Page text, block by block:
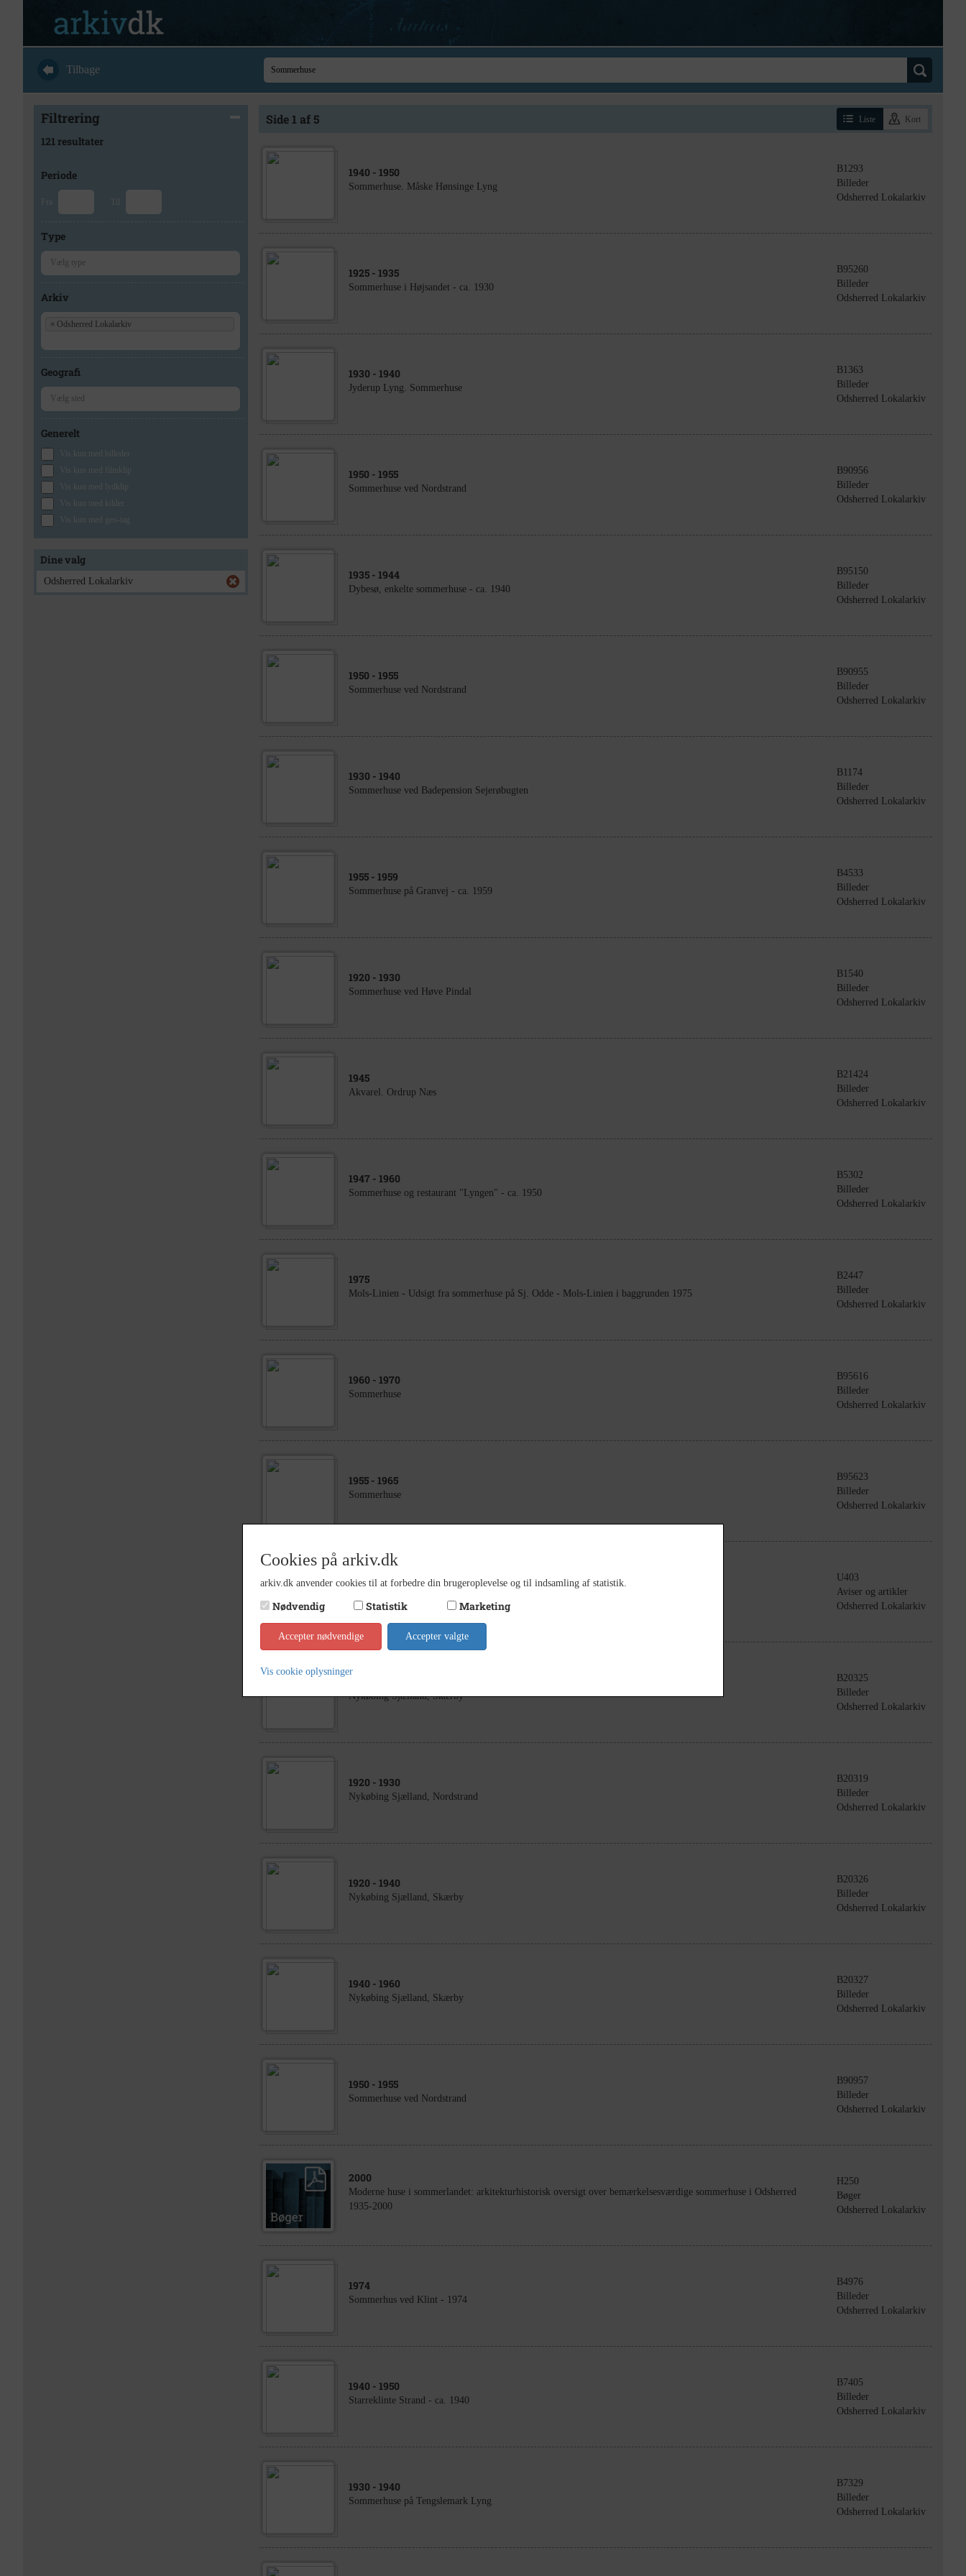
Tilbage
Filtrering
121 resultater
Periode
Fra Til
Type
Arkiv
× Odsherred Lokalarkiv
Geografi
Generelt
Vis kun med billeder
Vis kun med filmklip
Vis kun med lydklip
Vis kun med kilder
Vis kun med geo-tag
Dine valg
Odsherred Lokalarkiv
Side 1 af 5 Liste Kort
1940 - 1950
Sommerhuse. Måske Hønsinge Lyng
B1293
Billeder
Odsherred Lokalarkiv
1925 - 1935
Sommerhuse i Højsandet - ca. 1930
B95260
Billeder
Odsherred Lokalarkiv
1930 - 1940
Jyderup Lyng. Sommerhuse
B1363
Billeder
Odsherred Lokalarkiv
1950 - 1955
Sommerhuse ved Nordstrand
B90956
Billeder
Odsherred Lokalarkiv
1935 - 1944
Dybesø, enkelte sommerhuse - ca. 1940
B95150
Billeder
Odsherred Lokalarkiv
1950 - 1955
Sommerhuse ved Nordstrand
B90955
Billeder
Odsherred Lokalarkiv
1930 - 1940
Sommerhuse ved Badepension Sejerøbugten
B1174
Billeder
Odsherred Lokalarkiv
1955 - 1959
Sommerhuse på Granvej - ca. 1959
B4533
Billeder
Odsherred Lokalarkiv
1920 - 1930
Sommerhuse ved Høve Pindal
B1540
Billeder
Odsherred Lokalarkiv
1945
Akvarel. Ordrup Næs
B21424
Billeder
Odsherred Lokalarkiv
1947 - 1960
Sommerhuse og restaurant "Lyngen" - ca. 1950
B5302
Billeder
Odsherred Lokalarkiv
1975
Mols-Linien - Udsigt fra sommerhuse på Sj. Odde - Mols-Linien i baggrunden 1975
B2447
Billeder
Odsherred Lokalarkiv
1960 - 1970
Sommerhuse
B95616
Billeder
Odsherred Lokalarkiv
1955 - 1965
Sommerhuse
B95623
Billeder
Odsherred Lokalarkiv
2025
U403
Aviser og artikler
Odsherred Lokalarkiv
Nykøbing Sjælland, Skærby
B20325
Billeder
Odsherred Lokalarkiv
1920 - 1930
Nykøbing Sjælland, Nordstrand
B20319
Billeder
Odsherred Lokalarkiv
1920 - 1940
Nykøbing Sjælland, Skærby
B20326
Billeder
Odsherred Lokalarkiv
1940 - 1960
Nykøbing Sjælland, Skærby
B20327
Billeder
Odsherred Lokalarkiv
1950 - 1955
Sommerhuse ved Nordstrand
B90957
Billeder
Odsherred Lokalarkiv
2000
Moderne huse i sommerlandet: arkitekturhistorisk oversigt over bemærkelsesværdige sommerhuse i Odsherred
1935-2000
H250
Bøger
Odsherred Lokalarkiv
1974
Sommerhus ved Klint - 1974
B4976
Billeder
Odsherred Lokalarkiv
1940 - 1950
Starreklinte Strand - ca. 1940
B7405
Billeder
Odsherred Lokalarkiv
1930 - 1940
Sommerhuse på Tengslemark Lyng
B7329
Billeder
Odsherred Lokalarkiv
Cookies på arkiv.dk
arkiv.dk anvender cookies til at forbedre din brugeroplevelse og til indsamling af statistik.
Nødvendig Statistik Marketing
Accepter nødvendige Accepter valgte
Vis cookie oplysninger